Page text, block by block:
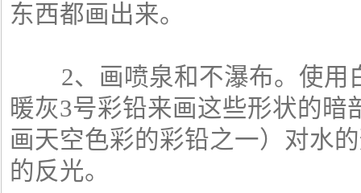
东西都画出来。
2、画喷泉和不瀑布。使用
暖灰3号彩铅来画这些形状的
画天空色彩的彩铅之一）对水
的反光。